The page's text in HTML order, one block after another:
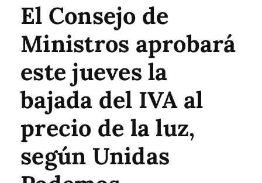
El Consejo de
Ministros aprobará
este jueves la
bajada del IVA al
precio de la luz,
según Unidas